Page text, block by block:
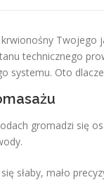
technicznego
systemu. Oto
gromadzi się
słaby, mało